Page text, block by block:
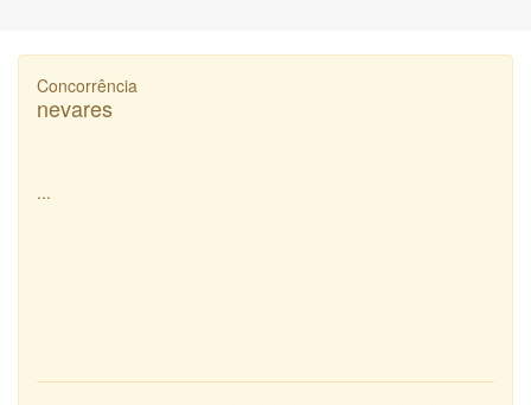
Concorrência
nevares
...